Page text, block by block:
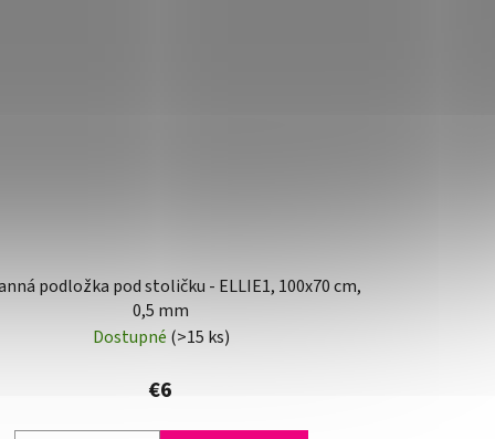
podložka pod stoličku - ELLIE1, 100x70 cm,
0,5 mm
Dostupné (>15 ks)
€6